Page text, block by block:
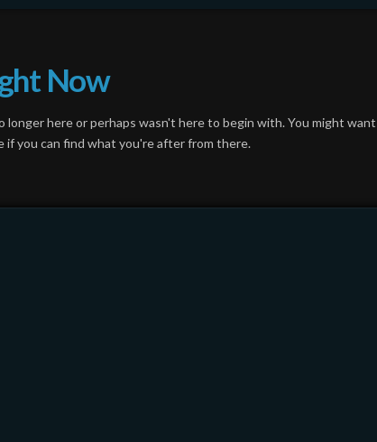
Now
here or perhaps wasn't here to begin with. You might want
you can find what you're after from there.